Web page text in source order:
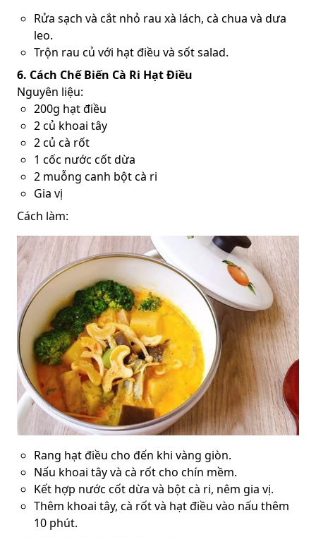
Rửa sạch và cắt nhỏ rau xà lách, cà chua và dưa
leo.
Trộn rau củ với hạt điều và sốt salad.
6. Cách Chế Biến Cà Ri Hạt Điều
Nguyên liệu:
200g hạt điều
2 củ khoai tây
2 củ cà rốt
1 cốc nước cốt dừa
2 muỗng canh bột cà ri
Gia vị
Cách làm:
Rang hạt điều cho đến khi vàng giòn.
Nấu khoai tây và cà rốt cho chín mềm.
Kết hợp nước cốt dừa và bột cà ri, nêm gia vị.
Thêm khoai tây, cà rốt và hạt điều vào nấu thêm
10 phút.